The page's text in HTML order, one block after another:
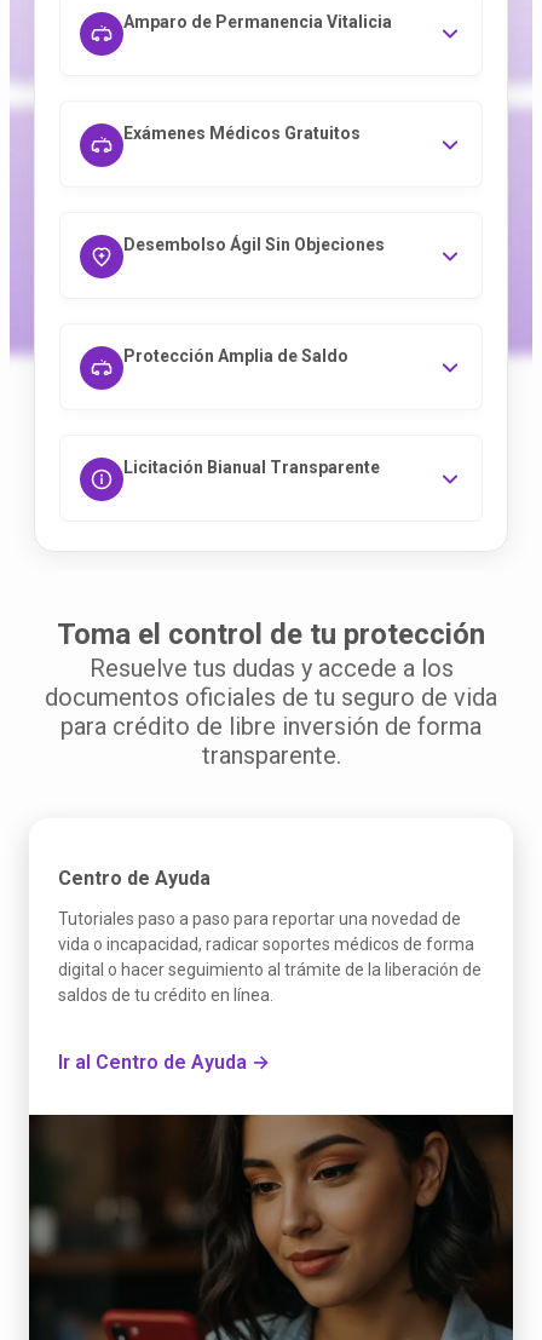
Amparo de Permanencia Vitalicia
Exámenes Médicos Gratuitos
Desembolso Ágil Sin Objeciones
Protección Amplia de Saldo
Licitación Bianual Transparente
Toma el control de tu protección
Resuelve tus dudas y accede a los
documentos oficiales de tu seguro de vida
para crédito de libre inversión de forma
transparente.
Centro de Ayuda
Tutoriales paso a paso para reportar una novedad de
vida o incapacidad, radicar soportes médicos de forma
digital o hacer seguimiento al trámite de la liberación de
saldos de tu crédito en línea.
Ir al Centro de Ayuda →